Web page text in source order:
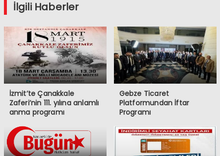
İlgili Haberler
İzmit’te Çanakkale
Zaferi’nin 111. yılına anlamlı
anma programı
Gebze Ticaret
Platformundan İftar
Programı